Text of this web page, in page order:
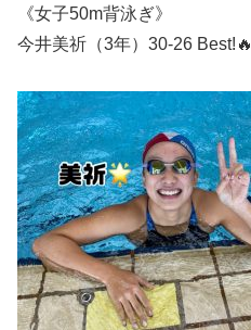
《女子50m背泳ぎ》
今井美祈（3年）30-26 Best!🔥